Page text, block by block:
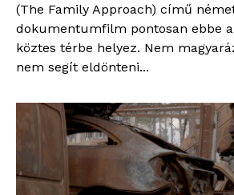
(The Family Approach) című
dokumentumfilm pontosan ebbe
köztes térbe helyez. Nem
nem segít eldönteni...